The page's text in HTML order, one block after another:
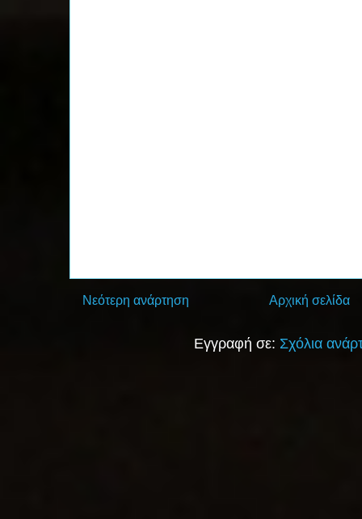
Νεότερη ανάρτηση Αρχική σελίδα
Εγγραφή σε: Σχόλια